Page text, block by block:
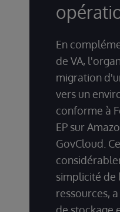
En
de VA,
migration
vers un
conforme à
EP sur
GovCloud.
simplicité de
ressources,